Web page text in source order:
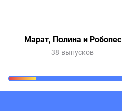
Марат, Полина и Робопес
38 выпусков